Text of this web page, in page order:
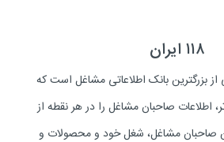
۱۱۸ ایران
یکی از بزرگترین بانک اطلاعاتی مشاغل است که
صاحبان مشاغل را در هر نقطه از
صاحبان مشاغل، شغل خود و محصولات و